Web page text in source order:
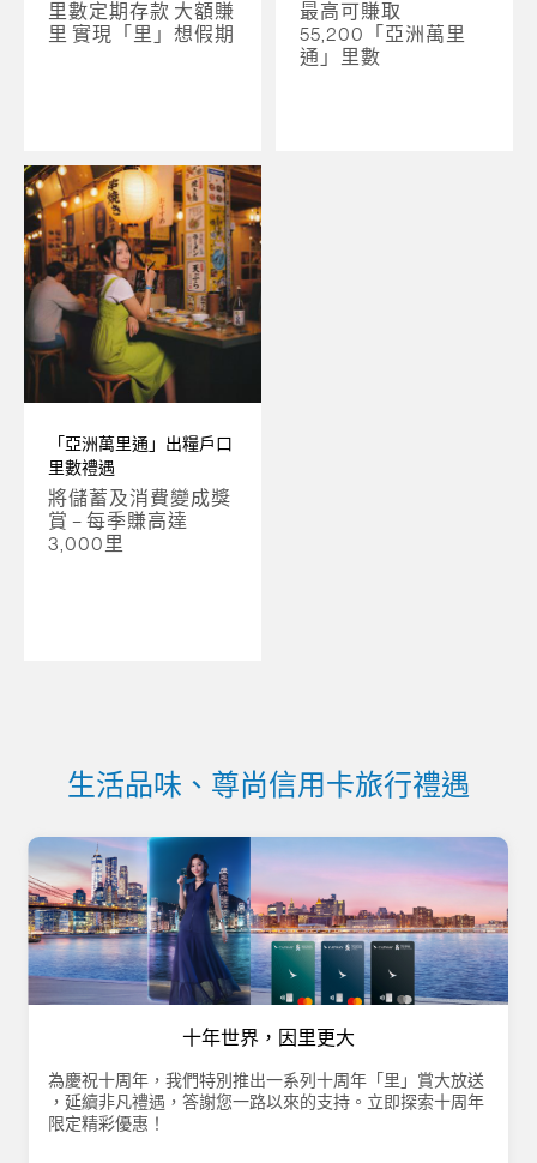
里數定期存款 大額賺
里 實現「里」想假期
最高可賺取
55,200「亞洲萬里
通」里數
「亞洲萬里通」出糧戶口
里數禮遇
將儲蓄及消費變成獎
賞 – 每季賺高達
3,000里
生活品味、尊尚信用卡旅行禮遇
十年世界，因里更大
為慶祝十周年，我們特別推出一系列十周年「里」賞大放送​
，延續非凡禮遇，答謝您一路以來的支持。​立即探索十周年
限定精彩優惠！